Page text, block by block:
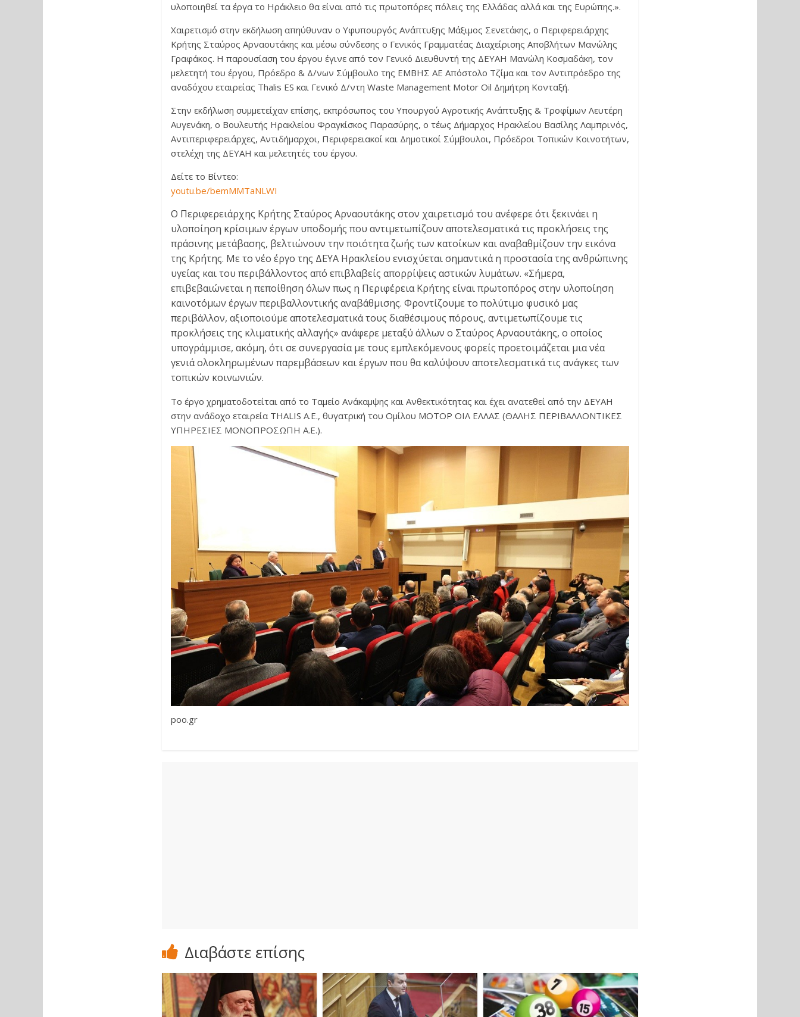
υλοποιηθεί τα έργα το Ηράκλειο θα είναι από τις πρωτοπόρες πόλεις της Ελλάδας αλλά και της Ευρώπης.».
Χαιρετισμό στην εκδήλωση απηύθυναν ο Υφυπουργός Ανάπτυξης Μάξιμος Σενετάκης, ο Περιφερειάρχης
Κρήτης Σταύρος Αρναουτάκης και μέσω σύνδεσης ο Γενικός Γραμματέας Διαχείρισης Αποβλήτων Μανώλης
Γραφάκος. Η παρουσίαση του έργου έγινε από τον Γενικό Διευθυντή της ΔΕΥΑΗ Μανώλη Κοσμαδάκη, τον
μελετητή του έργου, Πρόεδρο & Δ/νων Σύμβουλο της ΕΜΒΗΣ ΑΕ Απόστολο Τζίμα και τον Αντιπρόεδρο της
αναδόχου εταιρείας Thalis ES και Γενικό Δ/ντη Waste Management Motor Oil Δημήτρη Κονταξή.
Στην εκδήλωση συμμετείχαν επίσης, εκπρόσωπος του Υπουργού Αγροτικής Ανάπτυξης & Τροφίμων Λευτέρη
Αυγενάκη, ο Βουλευτής Ηρακλείου Φραγκίσκος Παρασύρης, ο τέως Δήμαρχος Ηρακλείου Βασίλης Λαμπρινός,
Αντιπεριφερειάρχες, Αντιδήμαρχοι, Περιφερειακοί και Δημοτικοί Σύμβουλοι, Πρόεδροι Τοπικών Κοινοτήτων,
στελέχη της ΔΕΥΑΗ και μελετητές του έργου.
Δείτε το Βίντεο:
youtu.be/bemMMTaNLWI
Ο Περιφερειάρχης Κρήτης Σταύρος Αρναουτάκης στον χαιρετισμό του ανέφερε ότι ξεκινάει η
υλοποίηση κρίσιμων έργων υποδομής που αντιμετωπίζουν αποτελεσματικά τις προκλήσεις της
πράσινης μετάβασης, βελτιώνουν την ποιότητα ζωής των κατοίκων και αναβαθμίζουν την εικόνα
της Κρήτης. Με το νέο έργο της ΔΕΥΑ Ηρακλείου ενισχύεται σημαντικά η προστασία της ανθρώπινης
υγείας και του περιβάλλοντος από επιβλαβείς απορρίψεις αστικών λυμάτων. «Σήμερα,
επιβεβαιώνεται η πεποίθηση όλων πως η Περιφέρεια Κρήτης είναι πρωτοπόρος στην υλοποίηση
καινοτόμων έργων περιβαλλοντικής αναβάθμισης. Φροντίζουμε το πολύτιμο φυσικό μας
περιβάλλον, αξιοποιούμε αποτελεσματικά τους διαθέσιμους πόρους, αντιμετωπίζουμε τις
προκλήσεις της κλιματικής αλλαγής» ανάφερε μεταξύ άλλων ο Σταύρος Αρναουτάκης, ο οποίος
υπογράμμισε, ακόμη, ότι σε συνεργασία με τους εμπλεκόμενους φορείς προετοιμάζεται μια νέα
γενιά ολοκληρωμένων παρεμβάσεων και έργων που θα καλύψουν αποτελεσματικά τις ανάγκες των
τοπικών κοινωνιών.
Το έργο χρηματοδοτείται από το Ταμείο Ανάκαμψης και Ανθεκτικότητας και έχει ανατεθεί από την ΔΕΥΑΗ
στην ανάδοχο εταιρεία THALIS A.E., θυγατρική του Ομίλου ΜΟΤΟΡ ΟΙΛ ΕΛΛΑΣ (ΘΑΛΗΣ ΠΕΡΙΒΑΛΛΟΝΤΙΚΕΣ
ΥΠΗΡΕΣΙΕΣ ΜΟΝΟΠΡΟΣΩΠΗ Α.Ε.).
poo.gr
Διαβάστε επίσης